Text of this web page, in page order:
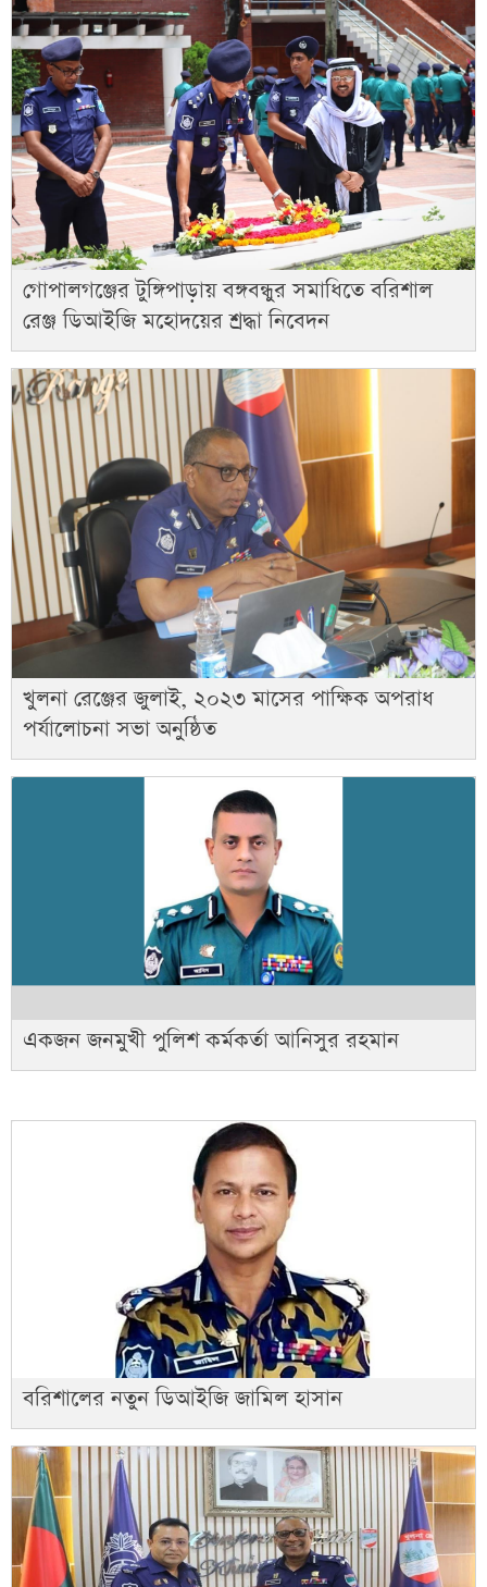
গোপালগঞ্জের টুঙ্গিপাড়ায় বঙ্গবন্ধুর সমাধিতে বরিশাল
রেঞ্জ ডিআইজি মহোদয়ের শ্রদ্ধা নিবেদন
খুলনা রেঞ্জের জুলাই, ২০২৩ মাসের পাক্ষিক অপরাধ
পর্যালোচনা সভা অনুষ্ঠিত
একজন জনমুখী পুলিশ কর্মকর্তা আনিসুর রহমান
বরিশালের নতুন ডিআইজি জামিল হাসান